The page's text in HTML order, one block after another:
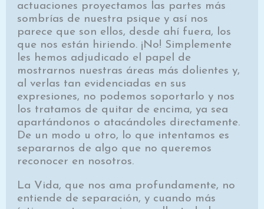
actuaciones proyectamos las partes más
sombrías de nuestra psique y así nos
parece que son ellos, desde ahí fuera, los
que nos están hiriendo. ¡No! Simplemente
les hemos adjudicado el papel de
mostrarnos nuestras áreas más dolientes y,
al verlas tan evidenciadas en sus
expresiones, no podemos soportarlo y nos
los tratamos de quitar de encima, ya sea
apartándonos o atacándoles directamente.
De un modo u otro, lo que intentamos es
separarnos de algo que no queremos
reconocer en nosotros.
La Vida, que nos ama profundamente, no
entiende de separación, y cuando más